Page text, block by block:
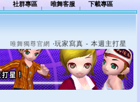
社群專區 唯舞客服 下載專區
唯舞獨尊官網 ‧玩家寫真 - 本週主打星